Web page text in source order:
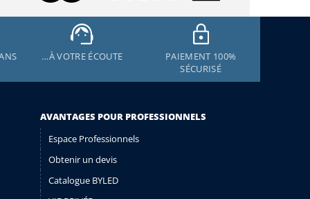
…À VOTRE ÉCOUTE
PAIEMENT 100%
SÉCURISÉ
AVANTAGES POUR PROFESSIONNELS
Espace Professionnels
Obtenir un devis
Catalogue BYLED